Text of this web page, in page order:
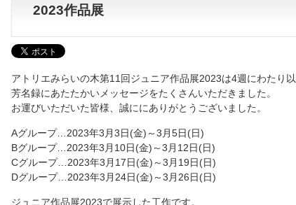
2023作品展
アトリエみらいの木第11回ジュニア作品展2023は4週にわたり
芳名録にあたたかいメッセージをたくさんいただきました。
お運びいただいた皆様、誠ににありがとうございました。
Aグループ…2023年3月3日(金)～3月5日(日)
Bグループ…2023年3月10日(金)～3月12日(日)
Cグループ…2023年3月17日(金)～3月19日(日)
Dグループ…2023年3月24日(金)～3月26日(日)
ジュニア作品展2023で展示した工作です。